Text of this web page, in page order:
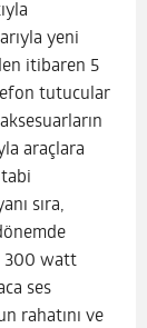
yeni
itibaren 5
tutucular
araçlara
sıra,
300 watt
ses
rahatını ve